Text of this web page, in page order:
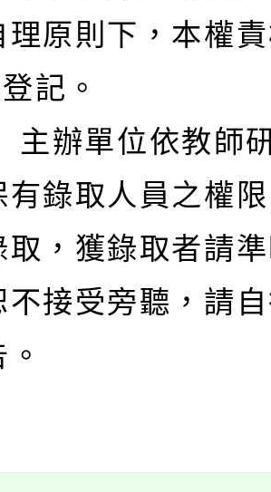
理原則下，本權
記。
辦單位依教師
有錄取人員之權
取，獲錄取者請
不接受旁聽，請